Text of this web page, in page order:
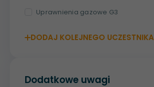
Uprawnienia gazowe G3
DODAJ KOLEJNEGO UCZESTNIKA
Dodatkowe uwagi